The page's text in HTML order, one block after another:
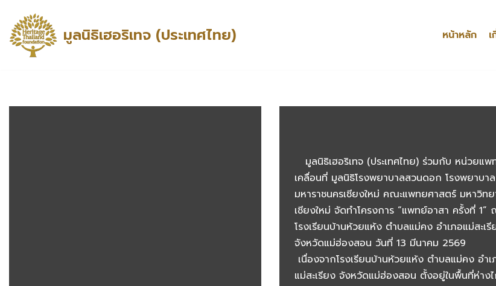
Skip
to
มูลนิธิเฮอริเทจ (ประเทศไทย) หน้าหลัก
มูลนิธิเฮอริเทจ (ประเทศไทย) ร่วมกับ หน่วยแพ
เคลื่อนที่ มูลนิธิโรงพยาบาลสวนดอก โรงพยาบาล
มหาราชนครเชียงใหม่ คณะแพทยศาสตร์ มหาวิท
เชียงใหม่ จัดทำโครงการ “แพทย์อาสา ครั้งที่ 1”
โรงเรียนบ้านห้วยแห้ง ตำบลแม่คง อำเภอแม่สะเรี
จังหวัดแม่ฮ่องสอน วันที่ 13 มีนาคม 2569
เนื่องจากโรงเรียนบ้านห้วยแห้ง ตำบลแม่คง อำเ
แม่สะเรียง จังหวัดแม่ฮ่องสอน ตั้งอยู่ในพื้นที่ห่าง